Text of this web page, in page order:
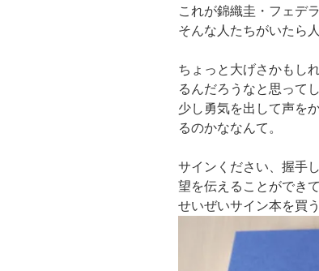
これが錦織圭・フェデ
そんな人たちがいたら
ちょっと大げさかもし
るんだろうなと思って
少し勇気を出して声を
るのかななんて。
サインください、握手
望を伝えることができ
せいぜいサイン本を買